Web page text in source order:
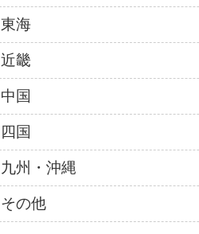
東海
近畿
中国
四国
九州・沖縄
その他